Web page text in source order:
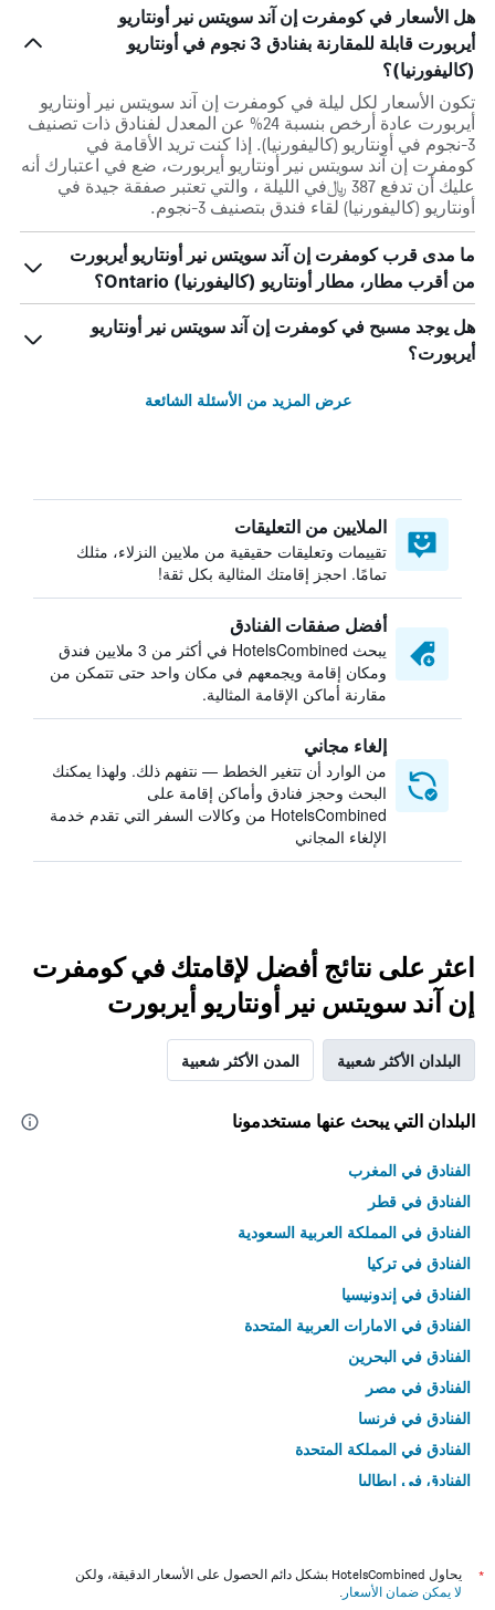
هل الأسعار في كومفرت إن آند سويتس نير أونتاريو
أيربورت قابلة للمقارنة بفنادق 3 نجوم في أونتاريو
(كاليفورنيا)؟
تكون الأسعار لكل ليلة في كومفرت إن آند سويتس نير أونتاريو
أيربورت عادة أرخص بنسبة 24% عن المعدل لفنادق ذات تصنيف
3-نجوم في أونتاريو (كاليفورنيا). إذا كنت تريد الأقامة في
كومفرت إن آند سويتس نير أونتاريو أيربورت، ضع في اعتبارك أنه
عليك أن تدفع 387 ﷼في الليلة ، والتي تعتبر صفقة جيدة في
أونتاريو (كاليفورنيا) لقاء فندق بتصنيف 3-نجوم.
ما مدى قرب كومفرت إن آند سويتس نير أونتاريو أيربورت
من أقرب مطار، مطار أونتاريو (كاليفورنيا) Ontario؟
هل يوجد مسبح في كومفرت إن آند سويتس نير أونتاريو
أيربورت؟
عرض المزيد من الأسئلة الشائعة
الملايين من التعليقات
تقييمات وتعليقات حقيقية من ملايين النزلاء، مثلك
تمامًا. احجز إقامتك المثالية بكل ثقة!
أفضل صفقات الفنادق
يبحث HotelsCombined في أكثر من 3 ملايين فندق
ومكان إقامة ويجمعهم في مكان واحد حتى تتمكن من
مقارنة أماكن الإقامة المثالية.
إلغاء مجاني
من الوارد أن تتغير الخطط — نتفهم ذلك. ولهذا يمكنك
البحث وحجز فنادق وأماكن إقامة على
HotelsCombined من وكالات السفر التي تقدم خدمة
الإلغاء المجاني
اعثر على نتائج أفضل لإقامتك في كومفرت
إن آند سويتس نير أونتاريو أيربورت
البلدان الأكثر شعبية المدن الأكثر شعبية
البلدان التي يبحث عنها مستخدمونا
الفنادق في المغرب
الفنادق في قطر
الفنادق في المملكة العربية السعودية
الفنادق في تركيا
الفنادق في إندونيسيا
الفنادق في الامارات العربية المتحدة
الفنادق في البحرين
الفنادق في مصر
الفنادق في فرنسا
الفنادق في المملكة المتحدة
الفنادق في إيطاليا
*
يحاول HotelsCombined بشكل دائم الحصول على الأسعار الدقيقة، ولكن
لا يمكن ضمان الأسعار .